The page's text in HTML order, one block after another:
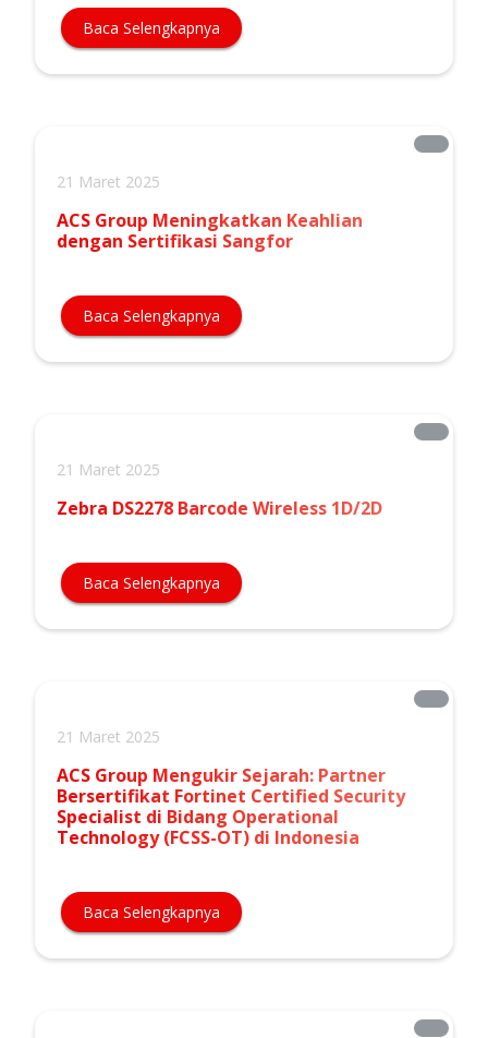
Baca Selengkapnya
21 Maret 2025
ACS Group Meningkatkan Keahlian
dengan Sertifikasi Sangfor
Baca Selengkapnya
21 Maret 2025
Zebra DS2278 Barcode Wireless 1D/2D
Baca Selengkapnya
21 Maret 2025
ACS Group Mengukir Sejarah: Partner
Bersertifikat Fortinet Certified Security
Specialist di Bidang Operational
Technology (FCSS-OT) di Indonesia
Baca Selengkapnya